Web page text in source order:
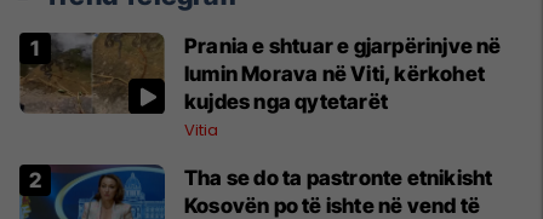
Prania e shtuar e gjarpërinjve në
lumin Morava në Viti, kërkohet
kujdes nga qytetarët
Vitia
Tha se do ta pastronte etnikisht
Kosovën po të ishte në vend të